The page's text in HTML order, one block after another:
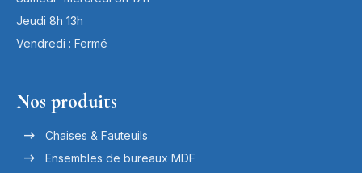
Jeudi 8h 13h
Vendredi : Fermé
Nos produits
Chaises & Fauteuils
Ensembles de bureaux MDF